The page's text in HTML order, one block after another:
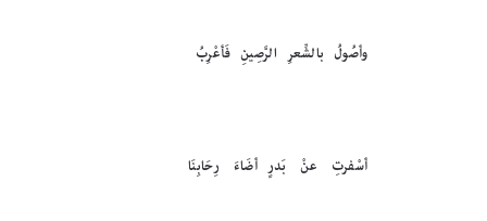
وأصُولُ بالشِّعرِ الرَّصِينِ فَأعْرِبُ
أسْفرتِ عنْ بَدرٍ أضَاءَ رِحَابِنَا